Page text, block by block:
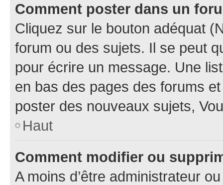
Comment poster dans un
Cliquez sur le bouton adéquat
forum ou des sujets. Il se peut
pour écrire un message. Une
en bas des pages des forums
poster des nouveaux sujets,
Haut
Comment modifier ou
A moins d’être administrateur